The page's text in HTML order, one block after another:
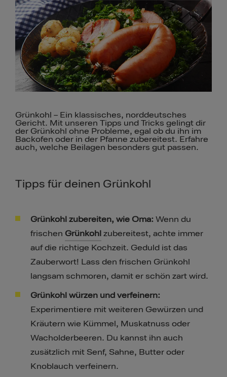
Grünkohl – Ein klassisches, norddeutsches
Gericht. Mit unseren Tipps und Tricks gelingt dir
der Grünkohl ohne Probleme, egal ob du ihn im
Backofen oder in der Pfanne zubereitest. Erfahre
auch, welche Beilagen besonders gut passen.
Tipps für deinen Grünkohl
Grünkohl zubereiten, wie Oma: Wenn du
frischen Grünkohl zubereitest, achte immer
auf die richtige Kochzeit. Geduld ist das
Zauberwort! Lass den frischen Grünkohl
langsam schmoren, damit er schön zart wird.
Grünkohl würzen und verfeinern:
Experimentiere mit weiteren Gewürzen und
Kräutern wie Kümmel, Muskatnuss oder
Wacholderbeeren. Du kannst ihn auch
zusätzlich mit Senf, Sahne, Butter oder
Knoblauch verfeinern.